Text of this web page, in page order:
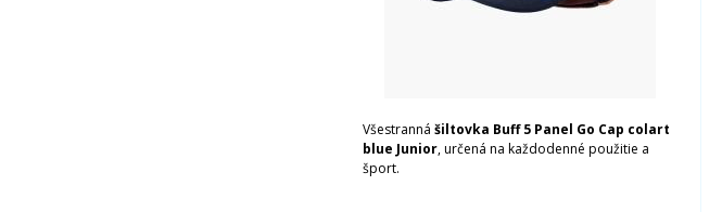
Všestranná šiltovka Buff 5 Panel Go Cap colart
blue Junior, určená na každodenné použitie a
šport.